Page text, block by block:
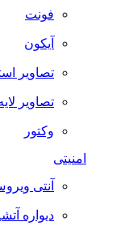
فونت
آیکون
تصاویر استوک
تصاویر لایه باز
وکتور
امنیتی
آنتی ویروس
دیواره آتشین